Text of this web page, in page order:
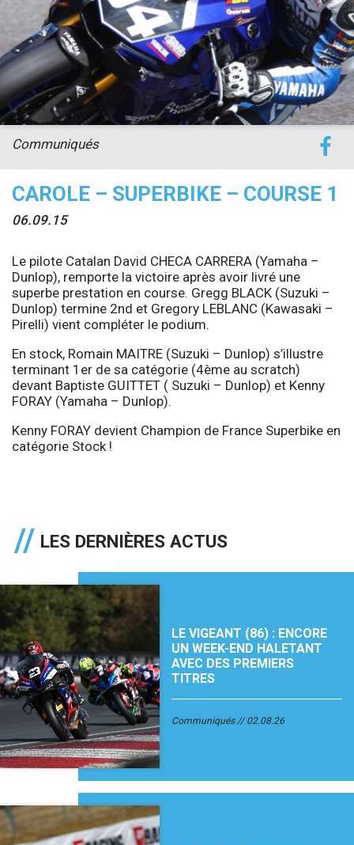
CAROLE – SUPERBIKE – COURSE 1
06.09.15
Communiqués
Le pilote Catalan David CHECA CARRERA (Yamaha –
Dunlop), remporte la victoire après avoir livré une
superbe prestation en course. Gregg BLACK (Suzuki –
Dunlop) termine 2nd et Gregory LEBLANC (Kawasaki –
Pirelli) vient compléter le podium.
En stock, Romain MAITRE (Suzuki – Dunlop) s’illustre
terminant 1er de sa catégorie (4ème au scratch)
devant Baptiste GUITTET ( Suzuki – Dunlop) et Kenny
FORAY (Yamaha – Dunlop).
Kenny FORAY devient Champion de France Superbike en
catégorie Stock !
LES DERNIÈRES ACTUS
LE VIGEANT (86) : ENCORE
UN WEEK-END HALETANT
AVEC DES PREMIERS
TITRES
Communiqués 02.08.26